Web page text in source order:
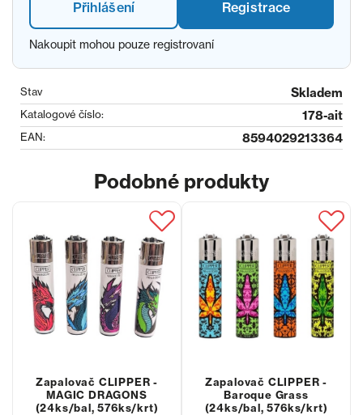
Přihlášení Registrace
Nakoupit mohou pouze registrovaní
Stav Skladem
Katalogové číslo: 178-ait
EAN: 8594029213364
Podobné produkty
Zapalovač CLIPPER -
MAGIC DRAGONS
(24ks/bal, 576ks/krt)
Zapalovač CLIPPER -
Baroque Grass
(24ks/bal, 576ks/krt)